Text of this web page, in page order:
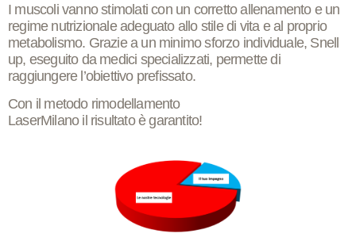
I muscoli vanno stimolati con un corretto allenamento e un
regime nutrizionale adeguato allo stile di vita e al proprio
metabolismo. Grazie a un minimo sforzo individuale, Snell
up, eseguito da medici specializzati, permette di
raggiungere l’obiettivo prefissato.
Con il metodo rimodellamento
LaserMilanoil risultatoègarantito!